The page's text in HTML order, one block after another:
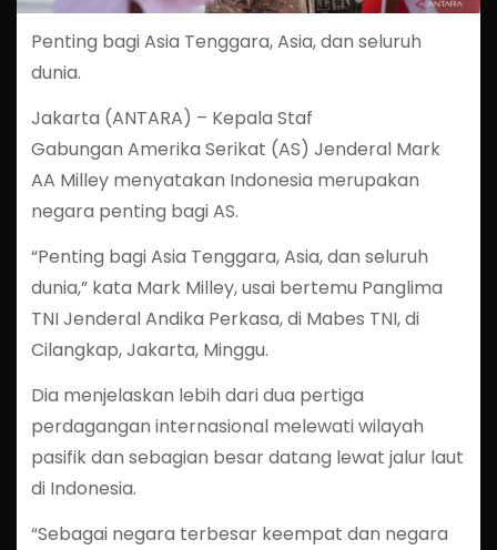
Penting bagi Asia Tenggara, Asia, dan seluruh
dunia.
Jakarta (ANTARA) – Kepala Staf
Gabungan Amerika Serikat (AS) Jenderal Mark
AA Milley menyatakan Indonesia merupakan
negara penting bagi AS.
“Penting bagi Asia Tenggara, Asia, dan seluruh
dunia,” kata Mark Milley, usai bertemu Panglima
TNI Jenderal Andika Perkasa, di Mabes TNI, di
Cilangkap, Jakarta, Minggu.
Dia menjelaskan lebih dari dua pertiga
perdagangan internasional melewati wilayah
pasifik dan sebagian besar datang lewat jalur laut
di Indonesia.
“Sebagai negara terbesar keempat dan negara